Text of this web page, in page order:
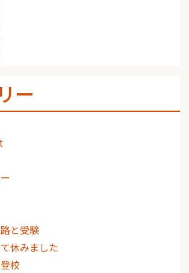
ー
と受験
休みました
校